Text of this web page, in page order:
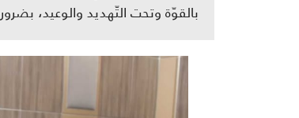
بالقوّة وتحت التّهديد والوعيد،